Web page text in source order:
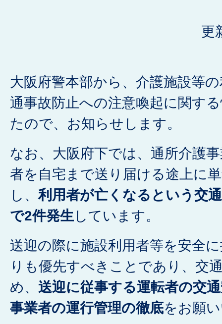
更
大阪府警本部から、介護施設等
通事故防止への注意喚起に関す
たので、お知らせします。
なお、大阪府下では、通所介護
者を自宅まで送り届ける途上に
し、利用者が亡くなるという交
で2件発生しています。
送迎の際に施設利用者等を安全
りも優先すべきことであり、交
め、 送迎に従事する運転者の交
事業者の運行管理の徹底をお願